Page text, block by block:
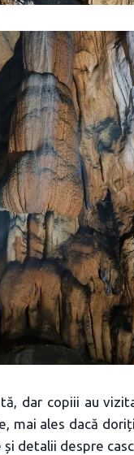
dar copiii au
mai ales dacă
și detalii despre